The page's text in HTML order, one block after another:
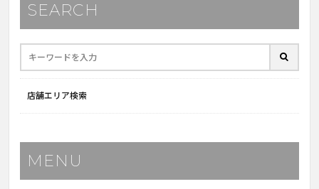
SEARCH
店舗エリア検索
MENU